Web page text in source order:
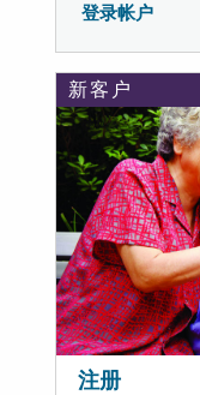
登录帐户
新客户
注册